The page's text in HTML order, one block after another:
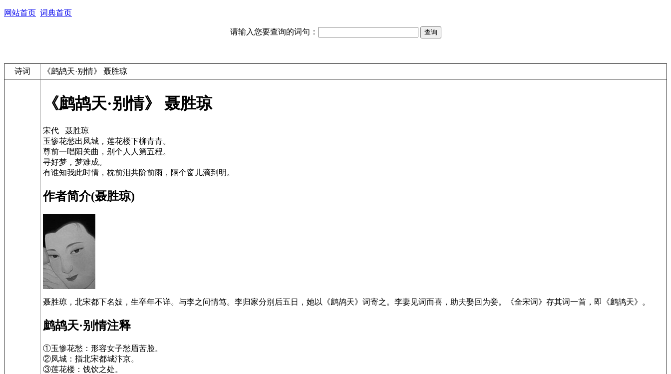
网站首页 词典首页
请输入您要查询的词句：
诗词 《鹧鸪天·别情》 聂胜琼
《鹧鸪天·别情》 聂胜琼
宋代 聂胜琼
玉惨花愁出凤城，莲花楼下柳青青。
尊前一唱阳关曲，别个人人第五程。
寻好梦，梦难成。
有谁知我此时情，枕前泪共阶前雨，隔个窗儿滴到明。
作者简介(聂胜琼)
聂胜琼，北宋都下名妓，生卒年不详。与李之问情笃。李归家分别后五日，她以《鹧鸪天》词寄之。李妻见词而喜，助夫娶回为妾。《全宋词》存其词一首，即《鹧鸪天》。
鹧鸪天·别情注释
①玉惨花愁：形容女子愁眉苦脸。
②凤城：指北宋都城汴京。
③莲花楼：饯饮之处。